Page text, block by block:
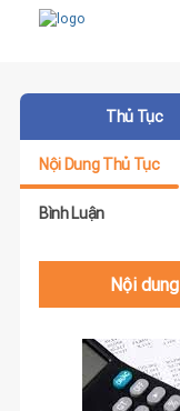
Thủ Tục
Nội Dung Thủ Tục
Bình Luận
Nội dung